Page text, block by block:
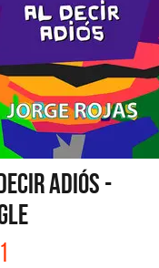
ADIÓS -